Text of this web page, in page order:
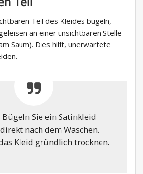
Teil des Kleides bügeln,
an einer unsichtbaren Stelle
Saum). Dies hilft, unerwartete
Bügeln Sie ein Satinkleid
nach dem Waschen.
Kleid gründlich trocknen.